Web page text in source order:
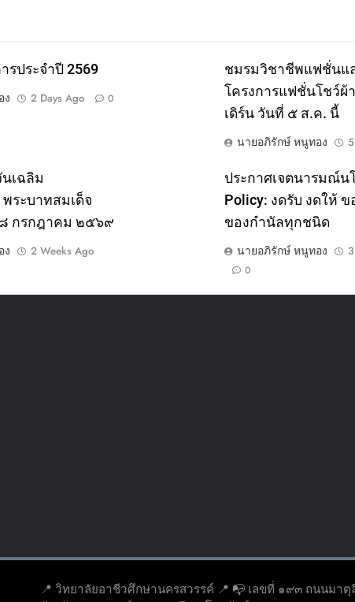
รประจำปี 2569
ง
2 Days Ago 0
ชมรมวิชาชีพแฟชั่นแ
โครงการแฟชั่นโชว์ผ้
เดิร์น วันที่ ๕ ส.ค. นี้
นายอภิรักษ์ หนูทอง
เฉลิม
ระบาทสมเด็จ
กรกฎาคม ๒๕๖๙
ง
2 Weeks Ago
ประกาศเจตนารมณ์น
Policy: งดรับ งดให้
ของกำนัลทุกชนิด
นายอภิรักษ์ หนูทอง
0
📍 วิทยาลัยอาชีวศึกษานครสวรรค์ 📍 📭 เลขที่ ๑๙๓ ถนนมาตุ